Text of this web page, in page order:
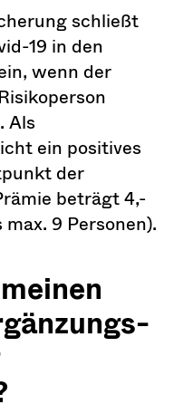
schließt
19 in den
wenn der
Als
ein positives
der
beträgt 4,-
9 Personen).